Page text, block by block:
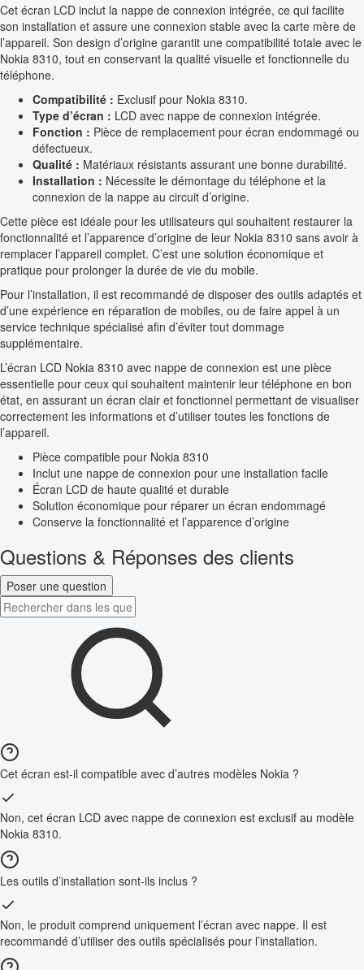
Cet écran LCD inclut la nappe de connexion intégrée, ce qui facilite
son installation et assure une connexion stable avec la carte mère de
l’appareil. Son design d’origine garantit une compatibilité totale avec le
Nokia 8310, tout en conservant la qualité visuelle et fonctionnelle du
téléphone.
Compatibilité : Exclusif pour Nokia 8310.
Type d’écran : LCD avec nappe de connexion intégrée.
Fonction : Pièce de remplacement pour écran endommagé ou
défectueux.
Qualité : Matériaux résistants assurant une bonne durabilité.
Installation : Nécessite le démontage du téléphone et la
connexion de la nappe au circuit d’origine.
Cette pièce est idéale pour les utilisateurs qui souhaitent restaurer la
fonctionnalité et l’apparence d’origine de leur Nokia 8310 sans avoir à
remplacer l’appareil complet. C’est une solution économique et
pratique pour prolonger la durée de vie du mobile.
Pour l’installation, il est recommandé de disposer des outils adaptés et
d’une expérience en réparation de mobiles, ou de faire appel à un
service technique spécialisé afin d’éviter tout dommage
supplémentaire.
L’écran LCD Nokia 8310 avec nappe de connexion est une pièce
essentielle pour ceux qui souhaitent maintenir leur téléphone en bon
état, en assurant un écran clair et fonctionnel permettant de visualiser
correctement les informations et d’utiliser toutes les fonctions de
l’appareil.
Pièce compatible pour Nokia 8310
Inclut une nappe de connexion pour une installation facile
Écran LCD de haute qualité et durable
Solution économique pour réparer un écran endommagé
Conserve la fonctionnalité et l’apparence d’origine
Questions & Réponses des clients
Poser une question
Cet écran est-il compatible avec d’autres modèles Nokia ?
Non, cet écran LCD avec nappe de connexion est exclusif au modèle
Nokia 8310.
Les outils d’installation sont-ils inclus ?
Non, le produit comprend uniquement l’écran avec nappe. Il est
recommandé d’utiliser des outils spécialisés pour l’installation.